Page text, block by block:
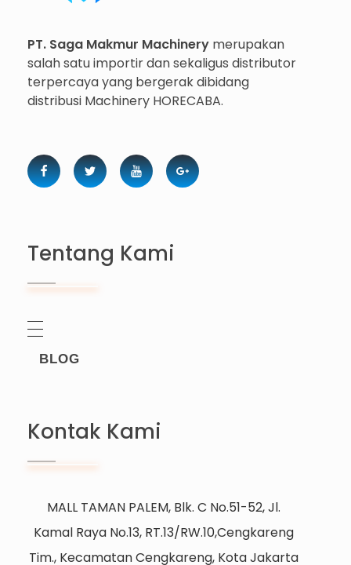
PT. Saga Makmur Machinery merupakan
salah satu importir dan sekaligus distributor
terpercaya yang bergerak dibidang
distribusi Machinery HORECABA.
Tentang Kami
BLOG
Kontak Kami
MALL TAMAN PALEM, Blk. C No.51-52, Jl.
Kamal Raya No.13, RT.13/RW.10,Cengkareng
Tim., Kecamatan Cengkareng, Kota Jakarta